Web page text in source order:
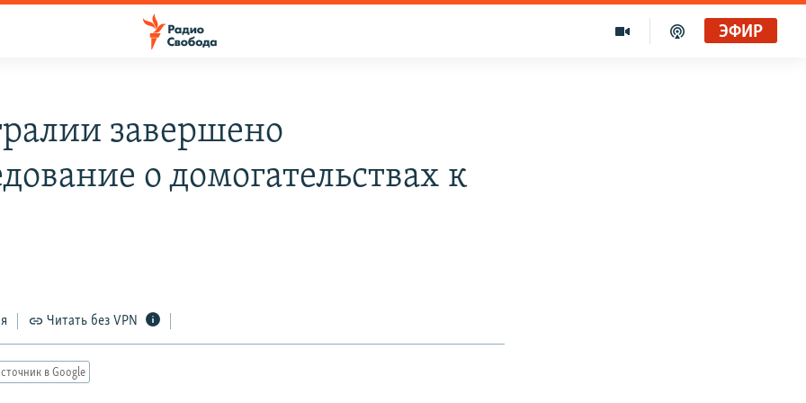
ЭФИР
завершено
о домогательствах к
Читать без VPN
в Google